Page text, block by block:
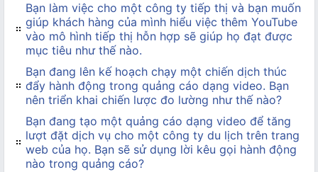
Bạn làm việc cho một công ty tiếp thị và bạn muốn
giúp khách hàng của mình hiểu việc thêm YouTube
vào mô hình tiếp thị hỗn hợp sẽ giúp họ đạt được
mục tiêu như thế nào.
Bạn đang lên kế hoạch chạy một chiến dịch thúc
đẩy hành động trong quảng cáo dạng video. Bạn
nên triển khai chiến lược đo lường như thế nào?
Bạn đang tạo một quảng cáo dạng video để tăng
lượt đặt dịch vụ cho một công ty du lịch trên trang
web của họ. Bạn sẽ sử dụng lời kêu gọi hành động
nào trong quảng cáo?